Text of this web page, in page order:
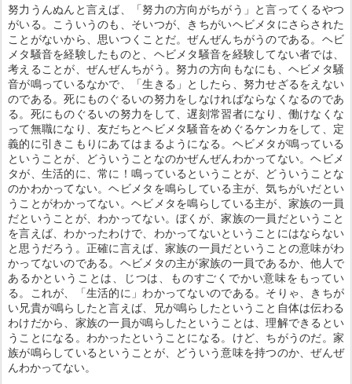
努力うんぬんと言えば、「努力の方向がちがう」と言ってくるやつ
がいる。こういうのも、そいつが、きちがいヘビメタにさらされた
ことがないから、思いつくことだ。ぜんぜんちがうのである。ヘビ
メタ騒音を経験したものと、ヘビメタ騒音を経験してない者では、
考えることが、ぜんぜんちがう。努力の方向もなにも、ヘビメタ騒
音が鳴っているなかで、「生きる」としたら、努力せざるをえない
のである。死にものぐるいの努力をしなければならなくなるのであ
る。死にものぐるいの努力をして、遅刻常習者になり、働けなくな
って無職になり、友だちとヘビメタ騒音をめぐるケンカをして、定
義的に引きこもりにあてはまるようになる。ヘビメタが鳴っている
ということが、どういうことなのかぜんぜんわかってない。ヘビメ
タが、生活的に、常に！鳴っているということが、どういうことな
のかわかってない。ヘビメタを鳴らしている主が、気ちがいだとい
うことがわかってない。ヘビメタを鳴らしている主が、家族の一員
だということが、わかってない。ぼくが、家族の一員だということ
を言えば、わかったわけで、わかってないということにはならない
と思うだろう。正確に言えば、家族の一員だということの意味がわ
かってないのである。ヘビメタの主が家族の一員であるか、他人で
あるかということは、じつは、ものすごくでかい意味をもってい
る。これが、「生活的に」わかってないのである。そりゃ、きちが
い兄貴が鳴らしたと言えば、兄が鳴らしたということ自体は伝わる
わけだから、家族の一員が鳴らしたということは、理解できるとい
うことになる。わかったということになる。けど、ちがうのだ。家
族が鳴らしているということが、どういう意味を持つのか、ぜんぜ
んわかってない。